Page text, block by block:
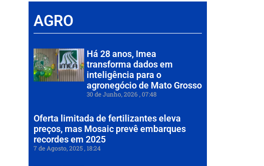
AGRO
Há 28 anos, Imea
transforma dados em
inteligência para o
agronegócio de Mato Grosso
30 de Junho, 2026 07:48
Oferta limitada de fertilizantes eleva
preços, mas Mosaic prevê embarques
recordes em 2025
7 de Agosto, 2025 18:24